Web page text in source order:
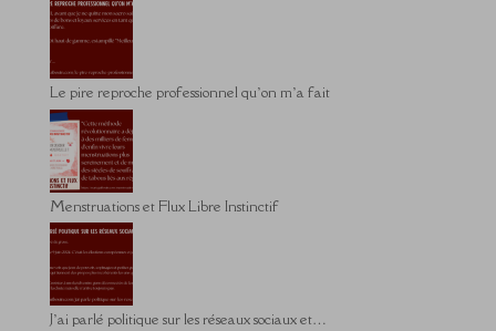
Le pire reproche professionnel qu’on m’a fait
Menstruations et Flux Libre Instinctif
J’ai parlé politique sur les réseaux sociaux et…